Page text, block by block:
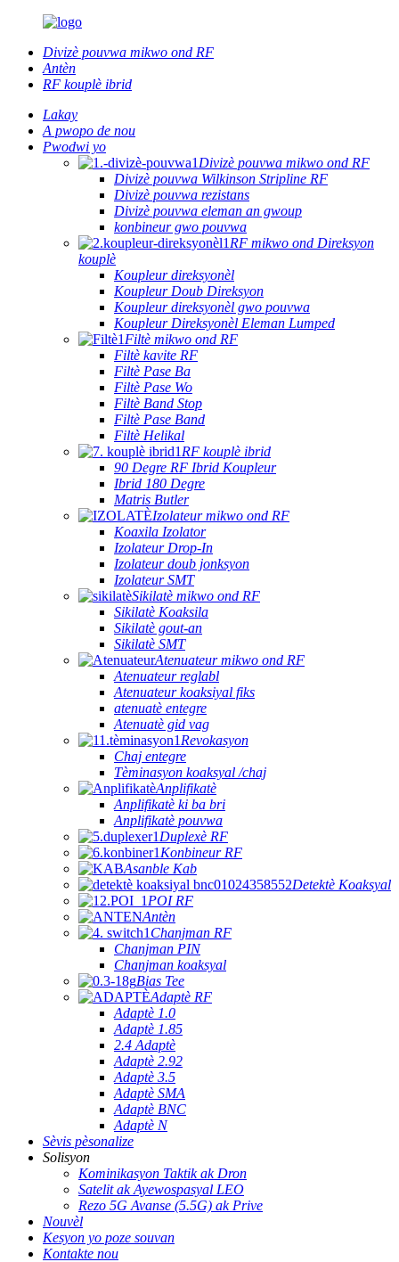
Divizè pouvwa mikwo ond RF
Antèn
RF kouplè ibrid
Lakay
A pwopo de nou
Pwodwi yo
Divizè pouvwa mikwo ond RF
Divizè pouvwa Wilkinson Stripline RF
Divizè pouvwa rezistans
Divizè pouvwa eleman an gwoup
konbineur gwo pouvwa
RF mikwo ond Direksyon
kouplè
Koupleur direksyonèl
Koupleur Doub Direksyon
Koupleur direksyonèl gwo pouvwa
Koupleur Direksyonèl Eleman Lumped
Filtè mikwo ond RF
Filtè kavite RF
Filtè Pase Ba
Filtè Pase Wo
Filtè Band Stop
Filtè Pase Band
Filtè Helikal
RF kouplè ibrid
90 Degre RF Ibrid Koupleur
Ibrid 180 Degre
Matris Butler
Izolateur mikwo ond RF
Koaxila Izolator
Izolateur Drop-In
Izolateur doub jonksyon
Izolateur SMT
Sikilatè mikwo ond RF
Sikilatè Koaksila
Sikilatè gout-an
Sikilatè SMT
Atenuateur mikwo ond RF
Atenuateur reglabl
Atenuateur koaksiyal fiks
atenuatè entegre
Atenuatè gid vag
Revokasyon
Chaj entegre
Tèminasyon koaksyal /chaj
Anplifikatè
Anplifikatè ki ba bri
Anplifikatè pouvwa
Duplexè RF
Konbineur RF
Asanble Kab
Detektè Koaksyal
POI RF
Antèn
Chanjman RF
Chanjman PIN
Chanjman koaksyal
Bias Tee
Adaptè RF
Adaptè 1.0
Adaptè 1.85
2.4 Adaptè
Adaptè 2.92
Adaptè 3.5
Adaptè SMA
Adaptè BNC
Adaptè N
Sèvis pèsonalize
Solisyon
Kominikasyon Taktik ak Dron
Satelit ak Ayewospasyal LEO
Rezo 5G Avanse (5.5G) ak Prive
Nouvèl
Kesyon yo poze souvan
Kontakte nou